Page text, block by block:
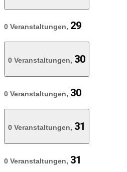
0 Veranstaltungen, 29
0 Veranstaltungen, 30
0 Veranstaltungen, 30
0 Veranstaltungen, 31
0 Veranstaltungen, 31